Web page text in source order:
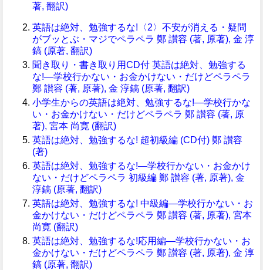
著, 翻訳)
英語は絶対、勉強するな!〈2〉不安が消える・疑問
がブッとぶ・マジでペラペラ 鄭 讃容 (著, 原著), 金 淳
鎬 (原著, 翻訳)
聞き取り・書き取り用CD付 英語は絶対、勉強する
な!―学校行かない・お金かけない・だけどペラペラ
鄭 讃容 (著, 原著), 金 淳鎬 (原著, 翻訳)
小学生からの英語は絶対、勉強するな!―学校行かな
い・お金かけない・だけどペラペラ 鄭 讃容 (著, 原
著), 宮本 尚寛 (翻訳)
英語は絶対、勉強するな! 超初級編 (CD付) 鄭 讃容
(著)
英語は絶対、勉強するな!―学校行かない・お金かけ
ない・だけどペラペラ 初級編 鄭 讃容 (著, 原著), 金
淳鎬 (原著, 翻訳)
英語は絶対、勉強するな! 中級編―学校行かない・お
金かけない・だけどペラペラ 鄭 讃容 (著, 原著), 宮本
尚寛 (翻訳)
英語は絶対、勉強するな!応用編―学校行かない・お
金かけない・だけどペラペラ 鄭 讃容 (著, 原著), 金 淳
鎬 (原著, 翻訳)